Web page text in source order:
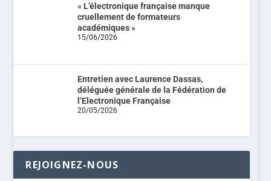
« L’électronique française manque
cruellement de formateurs
académiques »
15/06/2026
Entretien avec Laurence Dassas,
déléguée générale de la Fédération de
l’Electronique Française
20/05/2026
REJOIGNEZ-NOUS